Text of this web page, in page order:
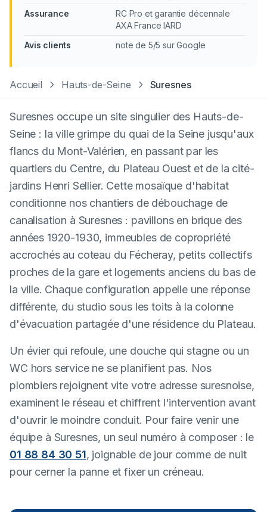
Assurance
RC Pro et garantie décennale
AXA France IARD
Avis clients
note de 5/5 sur Google
Accueil Hauts-de-Seine Suresnes
Suresnes occupe un site singulier des Hauts-de-
Seine : la ville grimpe du quai de la Seine jusqu'aux
flancs du Mont-Valérien, en passant par les
quartiers du Centre, du Plateau Ouest et de la cité-
jardins Henri Sellier. Cette mosaïque d'habitat
conditionne nos chantiers de débouchage de
canalisation à Suresnes : pavillons en brique des
années 1920-1930, immeubles de copropriété
accrochés au coteau du Fécheray, petits collectifs
proches de la gare et logements anciens du bas de
la ville. Chaque configuration appelle une réponse
différente, du studio sous les toits à la colonne
d'évacuation partagée d'une résidence du Plateau.
Un évier qui refoule, une douche qui stagne ou un
WC hors service ne se planifient pas. Nos
plombiers rejoignent vite votre adresse suresnoise,
examinent le réseau et chiffrent l'intervention avant
d'ouvrir le moindre conduit. Pour faire venir une
équipe à Suresnes, un seul numéro à composer : le
01 88 84 30 51, joignable de jour comme de nuit
pour cerner la panne et fixer un créneau.